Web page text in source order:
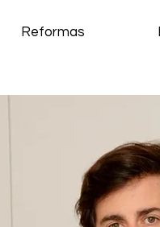
Reformas